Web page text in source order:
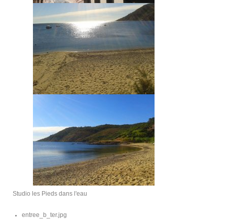
Studio les Pieds dans l'eau
entree_b_ter.jpg